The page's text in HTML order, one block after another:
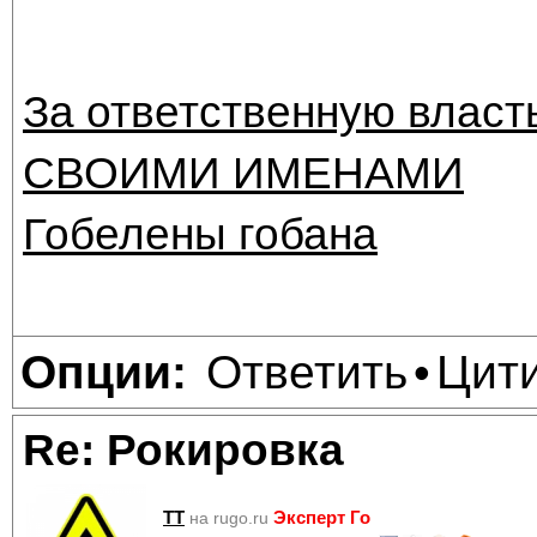
За ответственную
СВОИМИ ИМЕНАМИ
Гобелены гобана
Опции: Ответить•
Re: Рокировка
TT на rugo.ru Эксперт Го